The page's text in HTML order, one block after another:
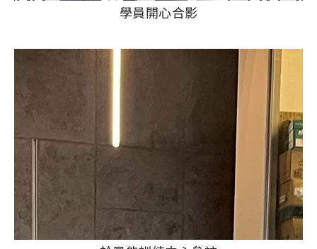
學員開心合影